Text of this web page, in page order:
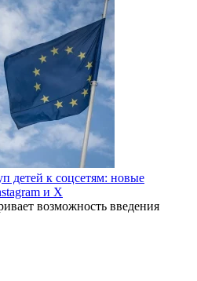
детей к соцсетям: новые
и X
возможность введения